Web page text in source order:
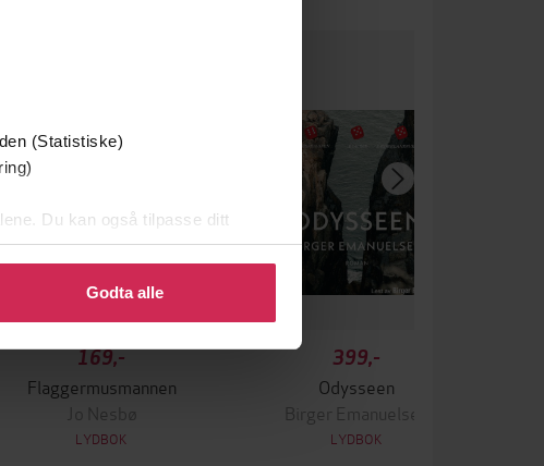
(Statistiske)
Du kan også tilpasse ditt
eller endre ditt samtykke.
Godta alle
169,-
Flaggermusmannen
Jo Nesbø
LYDBOK
399,-
Odysseen
Birger Emanuelsen
LYDBOK